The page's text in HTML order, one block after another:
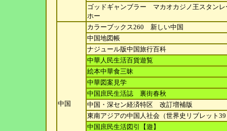
ゴッドギャンブラー マカオカジノ王スタンレ
ホー
中国
カラーブックス260 新しい中国
中国地図帳
ナジュール版中国旅行百科
中華人民生活百貨遊覧
絵本中華食三昧
中華図案見学
中国庶民生活誌 裏街春秋
中国・深セン経済特区 改訂増補版
東南アジアの中国人社会（世界史リブレット
中国庶民生活図引【遊】